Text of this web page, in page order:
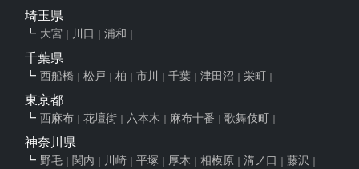
埼玉県
大宮 川口 浦和
千葉県
西船橋 松戸 柏 市川 千葉 津田沼 栄町
東京都
西麻布 花壇街 六本木 麻布十番 歌舞伎町
神奈川県
野毛 関内 川崎 平塚 厚木 相模原 溝ノ口 藤沢